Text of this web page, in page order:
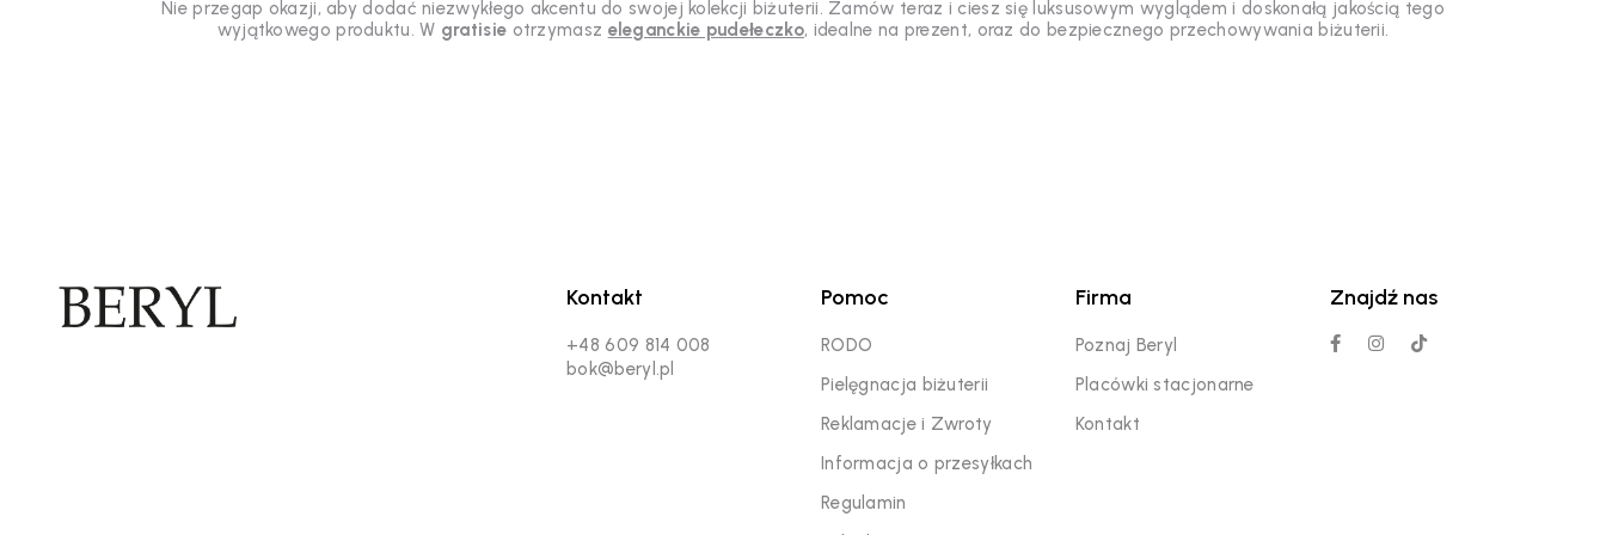
Nie przegap okazji, aby dodać niezwykłego akcentu do swojej kolekcji biżuterii. Zamów teraz i ciesz się luksusowym wyglądem i doskonałą jakością tego
wyjątkowego produktu. W gratisie otrzymasz eleganckie pudełeczko, idealne na prezent, oraz do bezpiecznego przechowywania biżuterii.
Kontakt
+48 609 814 008
bok@beryl.pl
Pomoc
RODO
Pielęgnacja biżuterii
Reklamacje i Zwroty
Informacja o przesyłkach
Regulamin
Firma
Poznaj Beryl
Placówki stacjonarne
Kontakt
Znajdź nas